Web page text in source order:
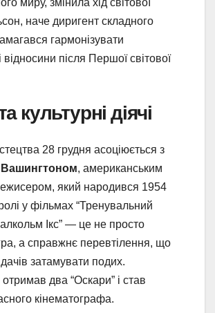
наче диригент складного
гармонізувати
відносини після Першої світової
культурні діячі
28 грудня асоціюється з
, американським
який народився 1954
у фільмах “Тренувальний
Ікс” — це не просто
а справжнє перевтілення, що
затамувати подих.
два “Оскари” і став
кінематографа.